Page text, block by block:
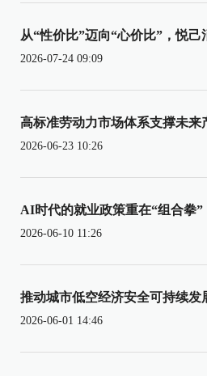
从“性价比”迈向“心价比”，悦己
2026-07-24 09:09
高标准劳动力市场体系支撑未来
2026-06-23 10:26
AI时代的就业政策重在“组合拳”
2026-06-10 11:26
推动城市低空经济安全可持续发
2026-06-01 14:46